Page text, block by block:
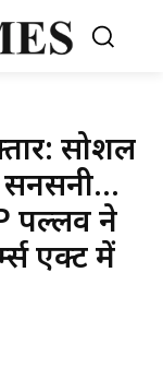
सोशल
सनसनी…
पल्लव ने
एक्ट में